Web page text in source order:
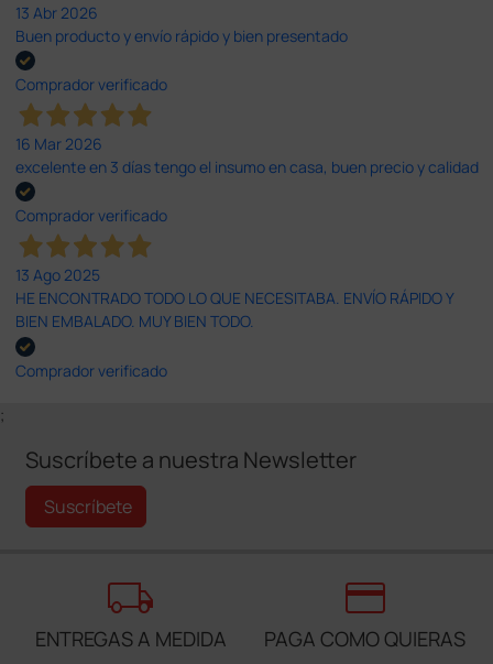
13 Abr 2026
Buen producto y envío rápido y bien presentado
Comprador verificado
16 Mar 2026
excelente en 3 días tengo el insumo en casa, buen precio y calidad
Comprador verificado
13 Ago 2025
HE ENCONTRADO TODO LO QUE NECESITABA. ENVÍO RÁPIDO Y
BIEN EMBALADO. MUY BIEN TODO.
Comprador verificado
;
Suscríbete a nuestra Newsletter
Suscríbete
local_shipping
ENTREGAS A MEDIDA
credit_card
PAGA COMO QUIERAS